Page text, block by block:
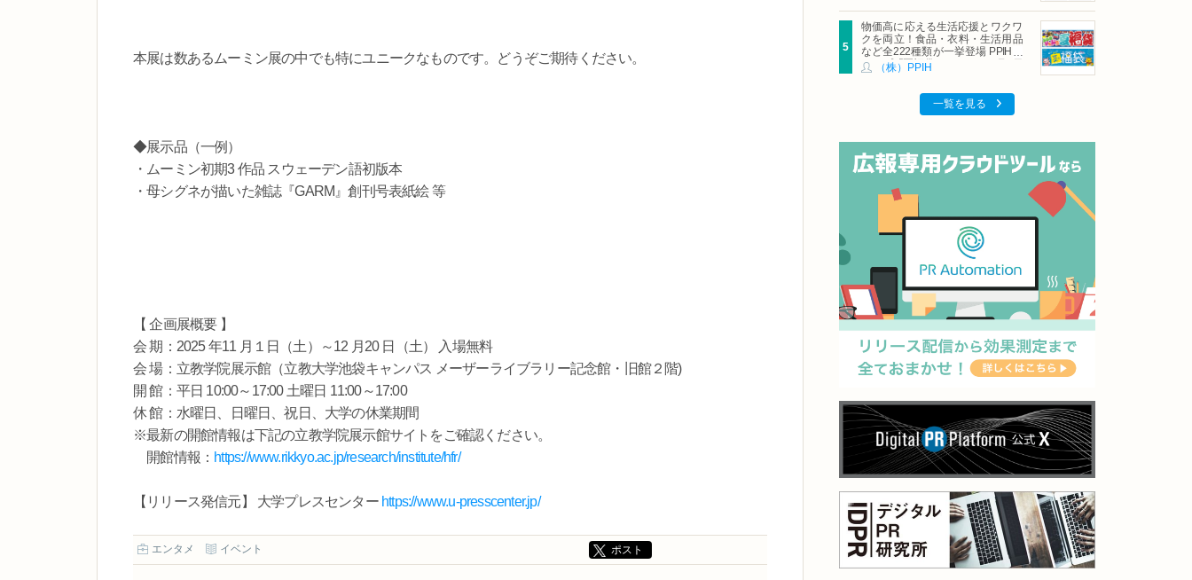
本展は数あるムーミン展の中でも特にユニークなものです。どうぞご期待ください。
◆展示品（一例）
・ムーミン初期3 作品 スウェーデン語初版本
・母シグネが描いた雑誌『GARM』創刊号表紙絵 等
【 企画展概要 】
会 期：2025 年11 月１日（土）～12 月20 日（土） 入場無料
会 場：立教学院展示館（立教大学池袋キャンパス メーザーライブラリー記念館・旧館２階)
開 館：平日 10:00～17:00 土曜日 11:00～17:00
休 館：水曜日、日曜日、祝日、大学の休業期間
※最新の開館情報は下記の立教学院展示館サイトをご確認ください。
開館情報： https://www.rikkyo.ac.jp/research/institute/hfr/
【リリース発信元】 大学プレスセンター https://www.u-presscenter.jp/
エンタメ イベント ポスト
物価高に応える生活応援とワクワ
クを両立！食品・衣料・生活用品
など全222種類が一挙登場 PPIHグ
ループ「夏福袋」＆セール 8月6日
(木)より順次スタート
（株）PPIH
一覧を見る